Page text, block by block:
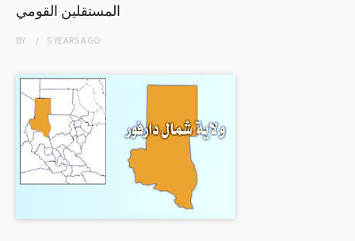
المستقلين القومي
BY 5 YEARSAGO